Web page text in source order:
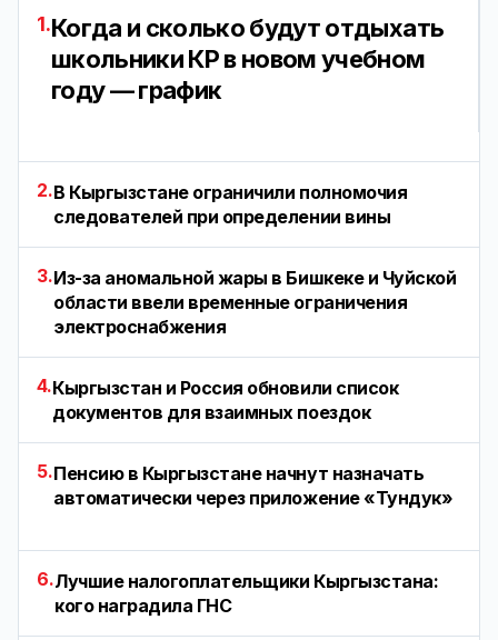
1.Когда и сколько будут отдыхать
школьники КР в новом учебном
году — график
2.В Кыргызстане ограничили полномочия
следователей при определении вины
3.Из-за аномальной жары в Бишкеке и Чуйской
области ввели временные ограничения
электроснабжения
4.Кыргызстан и Россия обновили список
документов для взаимных поездок
5.Пенсию в Кыргызстане начнут назначать
автоматически через приложение «Тундук»
6.Лучшие налогоплательщики Кыргызстана:
кого наградила ГНС